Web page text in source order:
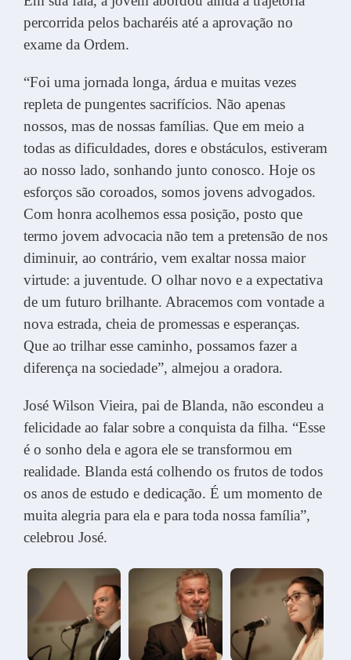
percorrida pelos bacharéis até a aprovação no
exame da Ordem.
“Foi uma jornada longa, árdua e muitas vezes
repleta de pungentes sacrifícios. Não apenas
nossos, mas de nossas famílias. Que em meio a
todas as dificuldades, dores e obstáculos, estiveram
ao nosso lado, sonhando junto conosco. Hoje os
esforços são coroados, somos jovens advogados.
Com honra acolhemos essa posição, posto que
termo jovem advocacia não tem a pretensão de nos
diminuir, ao contrário, vem exaltar nossa maior
virtude: a juventude. O olhar novo e a expectativa
de um futuro brilhante. Abracemos com vontade a
nova estrada, cheia de promessas e esperanças.
Que ao trilhar esse caminho, possamos fazer a
diferença na sociedade”, almejou a oradora.
José Wilson Vieira, pai de Blanda, não escondeu a
felicidade ao falar sobre a conquista da filha. “Esse
é o sonho dela e agora ele se transformou em
realidade. Blanda está colhendo os frutos de todos
os anos de estudo e dedicação. É um momento de
muita alegria para ela e para toda nossa família”,
celebrou José.